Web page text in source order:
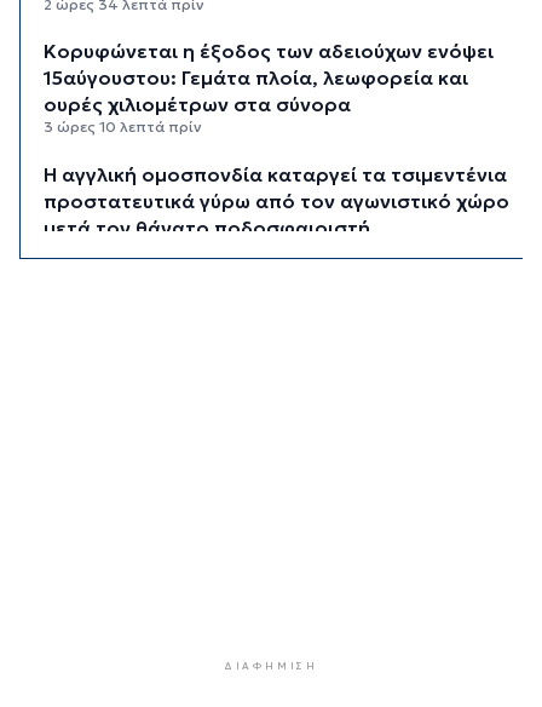
2 ώρες 34 λεπτά πρίν
Κορυφώνεται η έξοδος των αδειούχων ενόψει
15αύγουστου: Γεμάτα πλοία, λεωφορεία και
ουρές χιλιομέτρων στα σύνορα
3 ώρες 10 λεπτά πρίν
Η αγγλική ομοσπονδία καταργεί τα τσιμεντένια
προστατευτικά γύρω από τον αγωνιστικό χώρο
μετά τον θάνατο ποδοσφαιριστή
ΔΙΑΦΉΜΙΣΗ